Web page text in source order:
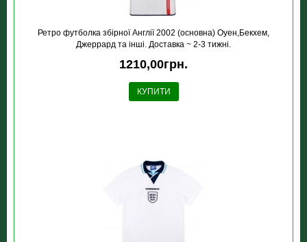
Ретро футболка збірної Англії 2002 (основна) Оуен,Бекхем,
Джеррард та інші. Доставка ~ 2-3 тижні.
1210,00грн.
КУПИТИ